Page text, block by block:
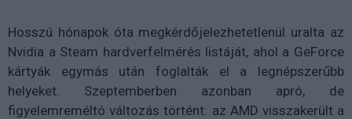
Hosszú hónapok óta megkérdőjelezhetetlenül uralta az
Nvidia a Steam hardverfelmérés listáját, ahol a GeForce
kártyák egymás után foglalták el a legnépszerűbb
helyeket. Szeptemberben azonban apró, de
figyelemreméltó változás történt: az AMD visszakerült a